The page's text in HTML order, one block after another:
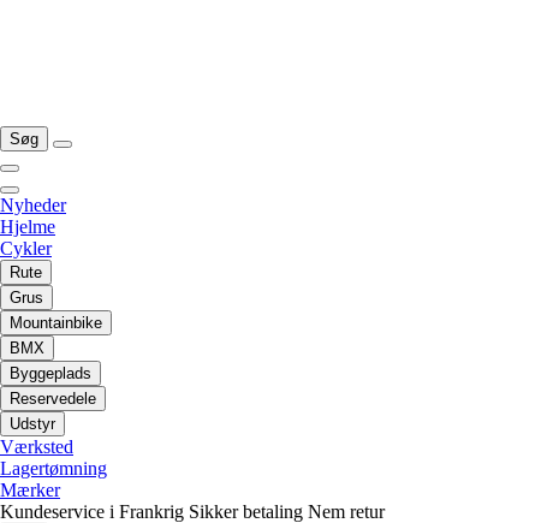
Søg
Nyheder
Hjelme
Cykler
Rute
Grus
Mountainbike
BMX
Byggeplads
Reservedele
Udstyr
Værksted
Lagertømning
Mærker
Kundeservice i Frankrig Sikker betaling Nem retur